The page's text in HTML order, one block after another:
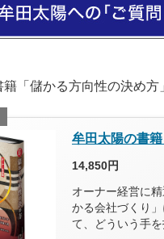
「儲かる方向性の決め方
牟田太陽の書
14,850円
オーナー経営に
かる会社づくり
て、どういう手